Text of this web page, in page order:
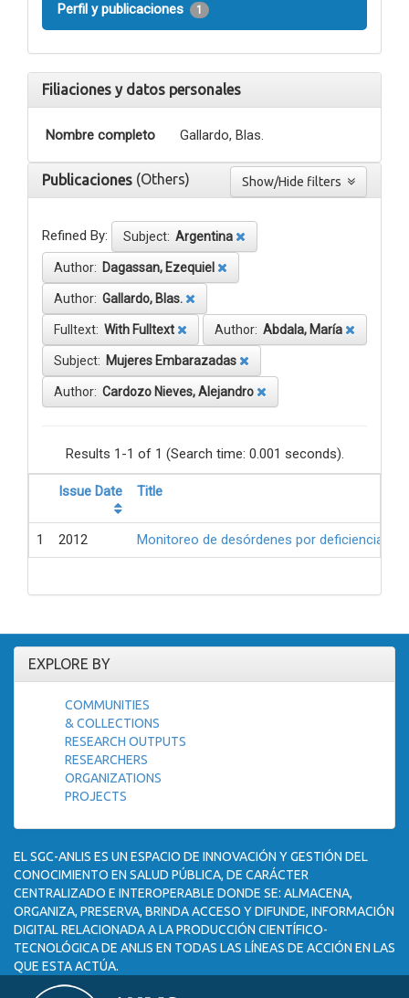
Perfil y publicaciones 1
Filiaciones y datos personales
Nombre completo Gallardo, Blas.
Publicaciones (Others)
Refined By: Subject: Argentina
Author: Dagassan, Ezequiel
Author: Gallardo, Blas.
Fulltext: With Fulltext Author: Abdala, María
Subject: Mujeres Embarazadas
Author: Cardozo Nieves, Alejandro
Results 1-1 of 1 (Search time: 0.001 seconds).
Issue Date Title
1 2012 Monitoreo de desórdenes por deficiencia
EXPLORE BY
COMMUNITIES
& COLLECTIONS
RESEARCH OUTPUTS
RESEARCHERS
ORGANIZATIONS
PROJECTS
EL SGC-ANLIS ES UN ESPACIO DE INNOVACIÓN Y GESTIÓN DEL
CONOCIMIENTO EN SALUD PÚBLICA, DE CARÁCTER
CENTRALIZADO E INTEROPERABLE DONDE SE: ALMACENA,
ORGANIZA, PRESERVA, BRINDA ACCESO Y DIFUNDE, INFORMACIÓN
DIGITAL RELACIONADA A LA PRODUCCIÓN CIENTÍFICO-
TECNOLÓGICA DE ANLIS EN TODAS LAS LÍNEAS DE ACCIÓN EN LAS
QUE ESTA ACTÚA.